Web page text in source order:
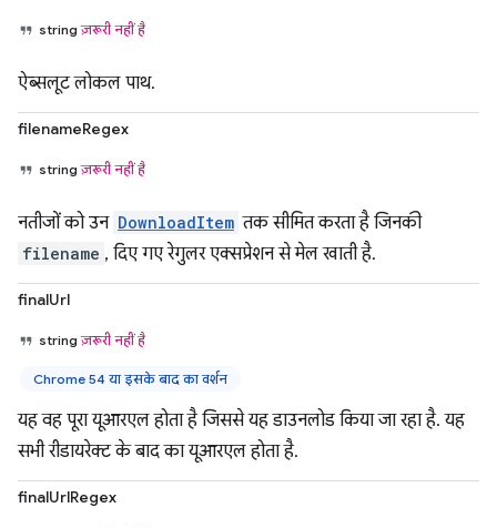
stringज़रूरी नहीं है
ऐब्सलूट लोकल पाथ.
filenameRegex
stringज़रूरी नहीं है
नतीजों को उन DownloadItem तक सीमित करता है जिनकी
filename , दिए गए रेगुलर एक्सप्रेशन से मेल खाती है.
finalUrl
stringज़रूरी नहीं है
Chrome 54 या इसके बाद का वर्शन
यह वह पूरा यूआरएल होता है जिससे यह डाउनलोड किया जा रहा है. यह
सभी रीडायरेक्ट के बाद का यूआरएल होता है.
finalUrlRegex